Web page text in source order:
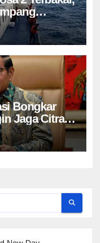
Bongkar
Jaga Citra